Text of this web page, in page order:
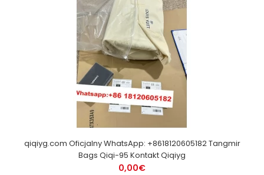
qiqiyg.com Oficjalny WhatsApp: +8618120605182 Tangmir
Bags Qiqi-95 Kontakt Qiqiyg
0,00€